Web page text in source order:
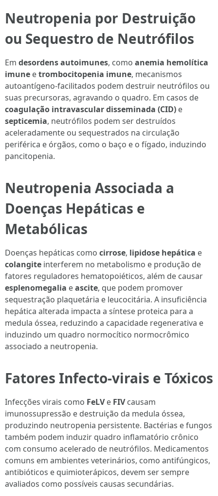
Neutropenia por Destruição
ou Sequestro de Neutrófilos
Em desordens autoimunes, como anemia hemolítica
imune etrombocitopenia imune, mecanismos
autoantígeno-facilitados podem destruir neutrófilos ou
suas precursoras, agravando o quadro. Em casos de
coagulação intravascular disseminada (CID) e
septicemia, neutrófilos podem ser destruídos
aceleradamente ou sequestrados na circulação
periférica e órgãos, como o baço e o fígado, induzindo
pancitopenia.
Neutropenia Associada a
Doenças Hepáticas e
Metabólicas
Doenças hepáticas como cirrose, lipidose hepática e
colangite interferem no metabolismo e produção de
fatores reguladores hematopoiéticos, além de causar
esplenomegalia eascite, que podem promover
sequestração plaquetária e leucocitária. A insuficiência
hepática alterada impacta a síntese proteica para a
medula óssea, reduzindo a capacidade regenerativa e
induzindo um quadro normocítico normocrômico
associado a neutropenia.
Fatores Infecto-virais e Tóxicos
Infecções virais como FeLVe FIVcausam
imunossupressão e destruição da medula óssea,
produzindo neutropenia persistente. Bactérias e fungos
também podem induzir quadro inflamatório crônico
com consumo acelerado de neutrófilos. Medicamentos
comuns em ambientes veterinários, como antifúngicos,
antibióticos e quimioterápicos, devem ser sempre
avaliados como possíveis causas secundárias.